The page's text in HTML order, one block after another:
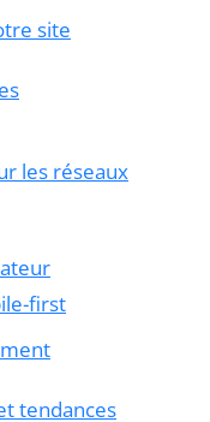
site
les réseaux
first
tendances